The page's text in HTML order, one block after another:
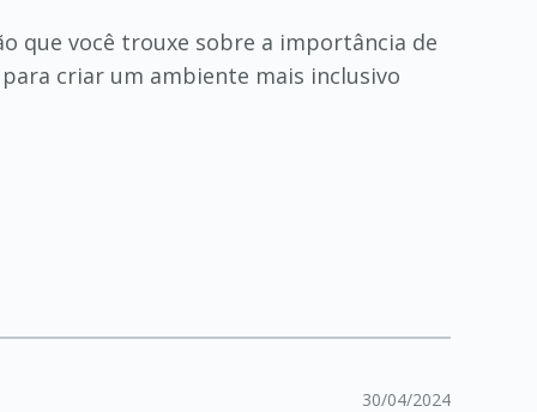
que você trouxe sobre a importância de
criar um ambiente mais inclusivo
30/04/2024